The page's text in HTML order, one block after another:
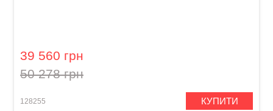
39 560 грн
50 278 грн
128255 КУПИТИ